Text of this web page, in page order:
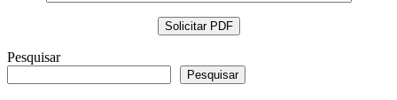
Pesquisar
Pesquisar